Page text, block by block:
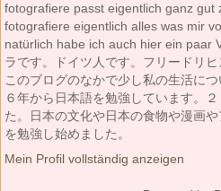
fotografiere passt eigentlich ganz gut
fotografiere eigentlich alles was mir
natürlich habe ich auch hier ein paar
ラです。ドイツ人です。フリードリ
このブログのなかで少し私の生活に
６年から日本語を勉強しています。
た。日本の文化や日本の食物や漫画
を勉強し始めました。
Mein Profil vollständig anzeigen